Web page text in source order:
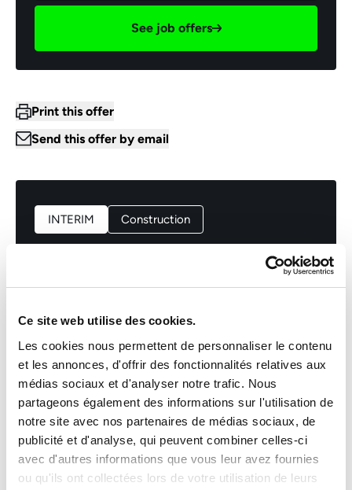
Ce site web utilise des cookies.
Les cookies nous permettent de personnaliser le contenu
et les annonces, d'offrir des fonctionnalités relatives aux
médias sociaux et d'analyser notre trafic. Nous
partageons également des informations sur l'utilisation de
notre site avec nos partenaires de médias sociaux, de
publicité et d'analyse, qui peuvent combiner celles-ci
avec d'autres informations que vous leur avez fournies
ou qu'ils ont collectées lors de votre utilisation de leurs
See job offers
Print this offer
Send this offer by email
INTERIM Construction
TECHNICIEN DE MAINTENANCE
MULTITECHNIQUE (H/F/X)
Luxembourg
INTERIM
Publication date
Reference number
QVNHGXCYRL79
Email *